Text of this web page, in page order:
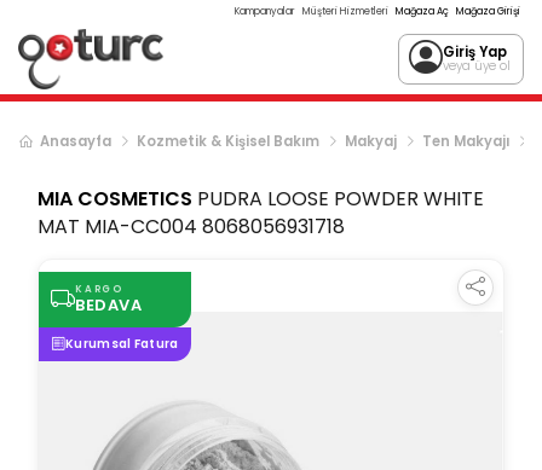
Kampanyalar Müşteri Hizmetleri Mağaza Aç Mağaza Girişi
Giriş Yap
veya üye ol
Anasayfa Kozmetik & Kişisel Bakım Makyaj Ten Makyajı
MIA COSMETICS PUDRA LOOSE POWDER WHITE
MAT MIA-CC004 8068056931718
KARGO
BEDAVA
Kurumsal Fatura